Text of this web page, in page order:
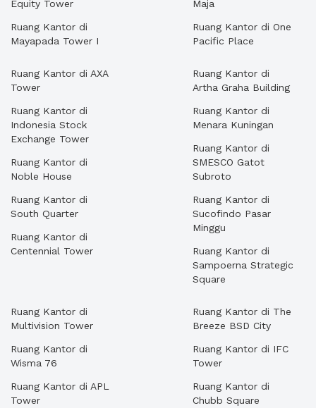
Equity Tower
Ruang Kantor di
Mayapada Tower I
Maja
Ruang Kantor di One
Pacific Place
Ruang Kantor di AXA
Tower
Ruang Kantor di
Indonesia Stock
Exchange Tower
Ruang Kantor di
Noble House
Ruang Kantor di
South Quarter
Ruang Kantor di
Centennial Tower
Ruang Kantor di
Artha Graha Building
Ruang Kantor di
Menara Kuningan
Ruang Kantor di
SMESCO Gatot
Subroto
Ruang Kantor di
Sucofindo Pasar
Minggu
Ruang Kantor di
Sampoerna Strategic
Square
Ruang Kantor di
Multivision Tower
Ruang Kantor di
Wisma 76
Ruang Kantor di APL
Tower
Ruang Kantor di The
Breeze BSD City
Ruang Kantor di IFC
Tower
Ruang Kantor di
Chubb Square